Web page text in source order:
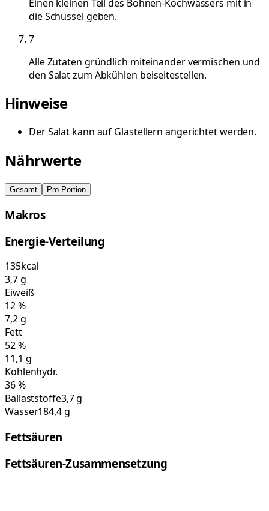
Einen kleinen Teil des Bohnen-Kochwassers mit in
die Schüssel geben.
7
Alle Zutaten gründlich miteinander vermischen und
den Salat zum Abkühlen beiseitestellen.
Hinweise
Der Salat kann auf Glastellern angerichtet werden.
Nährwerte
Gesamt Pro Portion
Makros
Energie-Verteilung
135kcal
3,7g
Eiweiß
12%
7,2g
Fett
52%
11,1 g
Kohlenhydr.
36%
Ballaststoffe3,7 g
Wasser184,4 g
Fettsäuren
Fettsäuren-Zusammensetzung